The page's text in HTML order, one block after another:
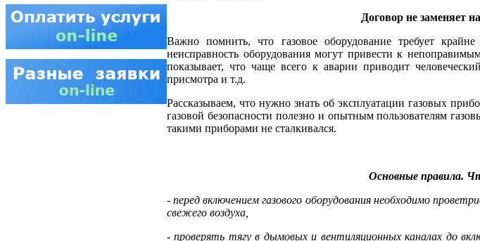
Договор не заменяет
Важно помнить, что газовое оборудование требует
неисправность оборудования могут привести к
показывает, что чаще всего к аварии приводит
присмотра и т.д.
Рассказываем, что нужно знать об эксплуатации газовых
газовой безопасности полезно и опытным пользователям
такими приборами не сталкивался.
Основные правила.
-перед включением газового оборудования необходимо
свежего воздуха,
-проверять тягу в дымовых и вентиляционных каналах до